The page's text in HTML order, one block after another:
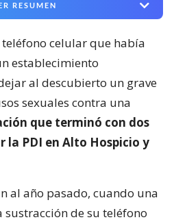
RESUMEN
celular que había
establecimiento
al descubierto un grave
sexuales contra una
que terminó con dos
la PDI en Alto Hospicio y
al año pasado, cuando una
de su teléfono